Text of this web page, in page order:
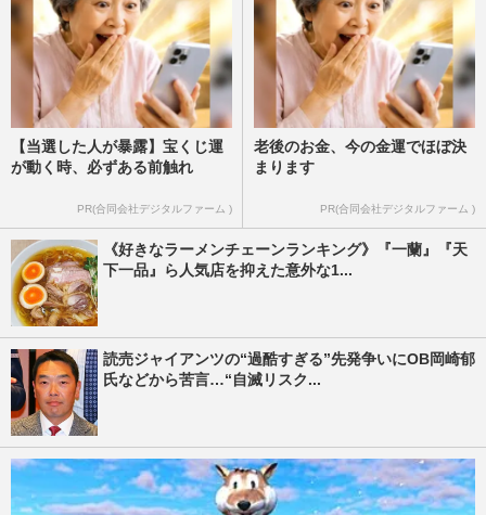
【当選した人が暴露】宝くじ運
が動く時、必ずある前触れ
PR(合同会社デジタルファーム )
老後のお金、今の金運でほぼ決
まります
PR(合同会社デジタルファーム )
《好きなラーメンチェーンランキング》『一蘭』『天
下一品』ら人気店を抑えた意外な1...
読売ジャイアンツの“過酷すぎる”先発争いにOB岡崎郁
氏などから苦言…“自滅リスク...